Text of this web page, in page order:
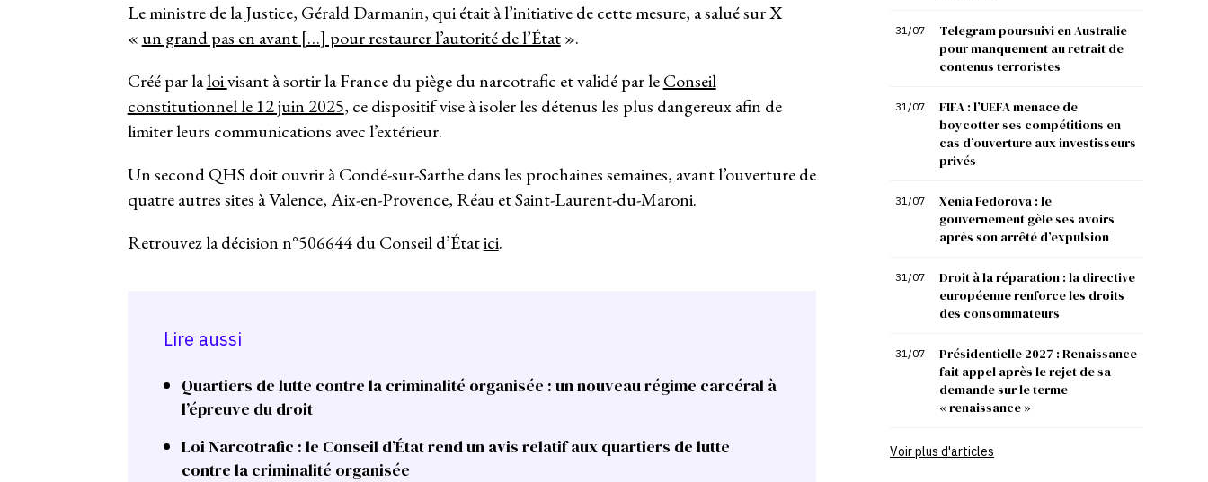
Le ministre de la Justice, Gérald Darmanin, qui était à l’initiative de cette mesure, a salué sur X
« un grand pas en avant […] pour restaurer l’autorité de l’État».
Créé par laloivisant à sortir la France du piège du narcotrafic et validé par leConseil
constitutionnel le 12 juin 2025, ce dispositif vise à isoler les détenus les plus dangereux afin de
limiter leurs communications avec l’extérieur.
Un second QHS doit ouvrir à Condé-sur-Sarthe dans les prochaines semaines, avant l’ouverture de
quatre autres sites à Valence, Aix-en-Provence, Réau et Saint-Laurent-du-Maroni.
Retrouvez la décision n°506644 du Conseil d’Étatici.
Lire aussi
Quartiers de lutte contre la criminalité organisée : un nouveau régime carcéral à
l’épreuve du droit
Loi Narcotrafic : le Conseil d’État rend un avis relatif aux quartiers de lutte
contre la criminalité organisée
31/07
Telegram poursuivi en Australie
pour manquement au retrait de
contenus terroristes
31/07
FIFA : l’UEFA menace de
boycotter ses compétitions en
cas d’ouverture aux investisseurs
privés
31/07
Xenia Fedorova : le
gouvernement gèle ses avoirs
après son arrêté d’expulsion
31/07
Droit à la réparation : la directive
européenne renforce les droits
des consommateurs
31/07
Présidentielle 2027 : Renaissance
fait appel après le rejet de sa
demande sur le terme
« renaissance »
Voir plus d'articles